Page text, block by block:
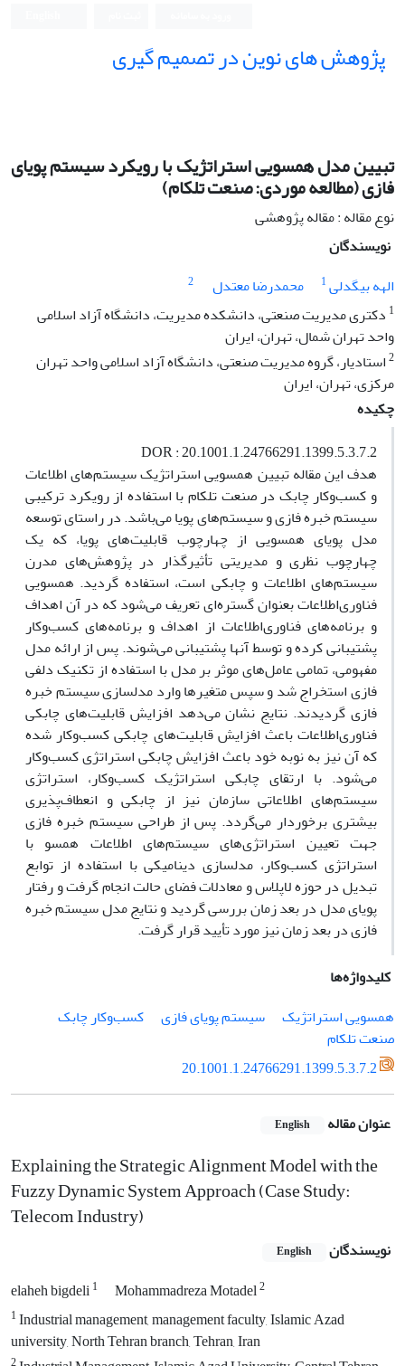
پژوهش های نوین در تصمیم گیری
تبیین مدل همسویی استراتژیک با رویکرد سیستم پویای
فازی (مطالعه موردی: صنعت تلکام)
نوع مقاله : مقاله پژوهشی
نویسندگان
الهه بیگدلی1 محمدرضا معتدل
2
1 دکتری مدیریت صنعتی، دانشکده مدیریت، دانشگاه آزاد اسلامی
واحد تهران شمال، تهران، ایران
2استادیار، گروه مدیریت صنعتی، دانشگاه آزاد اسلامی واحد تهران
مرکزی، تهران، ایران
چکیده
DOR : 20.1001.1.24766291.1399.5.3.7.2
هدف این مقاله تبیین همسویی استراتژیک سیستم‌های اطلاعات
و کسب‌وکار چابک در صنعت تلکام با استفاده از رویکرد ترکیبی
سیستم خبره فازی و سیستم‌های پویا می‌باشد. در راستای توسعه
مدل پویای همسویی از چهارچوب قابلیت‌های پویا، که یک
چهارچوب نظری و مدیریتی تأثیرگذار در پژوهش‌های مدرن
سیستم‌های اطلاعات و چابکی است، استفاده گردید. همسویی
فناوری‌اطلاعات بعنوان گستره‌ای تعریف می‌شود که در آن اهداف
و برنامه‌های فناوری‌اطلاعات از اهداف و برنامه‌های کسب‌و‌کار
پشتیبانی کرده و توسط آنها پشتیبانی می‌شوند. پس از ارائه مدل
مفهومی، تمامی عامل‌های موثر بر مدل با استفاده از تکنیک دلفی
فازی استخراج شد و سپس متغیرها وارد مدلسازی سیستم خبره
فازی گردیدند. نتایج نشان می‌دهد افزایش قابلیت‌های چابکی
فناوری‌اطلاعات باعث افزایش قابلیت‌های چابکی کسب‌و‌کار شده
که آن نیز به نوبه خود باعث افزایش چابکی استراتژی کسب‌و‌کار
می‌شود. با ارتقای چابکی استراتژیک کسب‌و‌کار، استراتژی
سیستم‌های اطلاعاتی سازمان نیز از چابکی و انعطاف‌پذیری
بیشتری برخوردار می‌گردد. پس از طراحی سیستم خبره فازی
جهت تعیین استراتژی‌های سیستم‌‌های اطلاعات همسو با
استراتژی کسب‌و‌کار، مدلسازی دینامیکی با استفاده از توابع
تبدیل در حوزه لاپلاس و معادلات فضای حالت انجام گرفت و رفتار
پویای مدل در بعد زمان بررسی گردید و نتایج مدل سیستم خبره
فازی در بعد زمان نیز مورد تأیید قرار گرفت.
کلیدواژه‌ها
همسویی استراتژیک
سیستم پویای فازی
کسب‌و‌کار چابک
صنعت تلکام
20.1001.1.24766291.1399.5.3.7.2
عنوان مقاله English
Explaining the Strategic Alignment Model with the
Fuzzy Dynamic System Approach (Case Study:
Telecom Industry)
نویسندگان English
elaheh bigdeli1 Mohammadreza Motadel2
1Industrial management, management faculty, Islamic Azad
university, North Tehran branch, Tehran, Iran